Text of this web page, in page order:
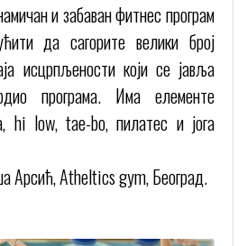
и забаван фитнес програм
да сагорите велики број
исцрпљености који се јавља
програма. Има елементе
hi low, tae-bo, пилатес и јога
Арсић, Atheltics gym, Београд.